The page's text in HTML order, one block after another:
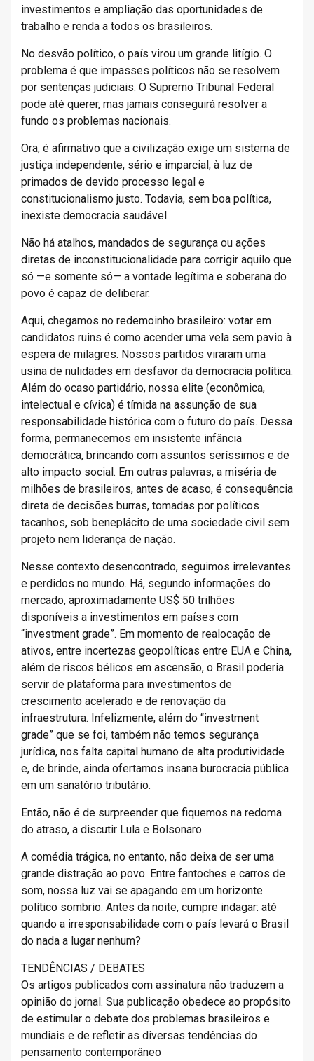
investimentos e ampliação das oportunidades de
trabalho e renda a todos os brasileiros.
No desvão político, o país virou um grande litígio. O
problema é que impasses políticos não se resolvem
por sentenças judiciais. O Supremo Tribunal Federal
pode até querer, mas jamais conseguirá resolver a
fundo os problemas nacionais.
Ora, é afirmativo que a civilização exige um sistema de
justiça independente, sério e imparcial, à luz de
primados de devido processo legal e
constitucionalismo justo. Todavia, sem boa política,
inexiste democracia saudável.
Não há atalhos, mandados de segurança ou ações
diretas de inconstitucionalidade para corrigir aquilo que
só —e somente só— a vontade legítima e soberana do
povo é capaz de deliberar.
Aqui, chegamos no redemoinho brasileiro: votar em
candidatos ruins é como acender uma vela sem pavio à
espera de milagres. Nossos partidos viraram uma
usina de nulidades em desfavor da democracia política.
Além do ocaso partidário, nossa elite (econômica,
intelectual e cívica) é tímida na assunção de sua
responsabilidade histórica com o futuro do país. Dessa
forma, permanecemos em insistente infância
democrática, brincando com assuntos seríssimos e de
alto impacto social. Em outras palavras, a miséria de
milhões de brasileiros, antes de acaso, é consequência
direta de decisões burras, tomadas por políticos
tacanhos, sob beneplácito de uma sociedade civil sem
projeto nem liderança de nação.
Nesse contexto desencontrado, seguimos irrelevantes
e perdidos no mundo. Há, segundo informações do
mercado, aproximadamente US$ 50 trilhões
disponíveis a investimentos em países com
“investment grade”. Em momento de realocação de
ativos, entre incertezas geopolíticas entre EUA e China,
além de riscos bélicos em ascensão, o Brasil poderia
servir de plataforma para investimentos de
crescimento acelerado e de renovação da
infraestrutura. Infelizmente, além do “investment
grade” que se foi, também não temos segurança
jurídica, nos falta capital humano de alta produtividade
e, de brinde, ainda ofertamos insana burocracia pública
em um sanatório tributário.
Então, não é de surpreender que fiquemos na redoma
do atraso, a discutir Lula e Bolsonaro.
A comédia trágica, no entanto, não deixa de ser uma
grande distração ao povo. Entre fantoches e carros de
som, nossa luz vai se apagando em um horizonte
político sombrio. Antes da noite, cumpre indagar: até
quando a irresponsabilidade com o país levará o Brasil
do nada a lugar nenhum?
TENDÊNCIAS / DEBATES
Os artigos publicados com assinatura não traduzem a
opinião do jornal. Sua publicação obedece ao propósito
de estimular o debate dos problemas brasileiros e
mundiais e de refletir as diversas tendências do
pensamento contemporâneo